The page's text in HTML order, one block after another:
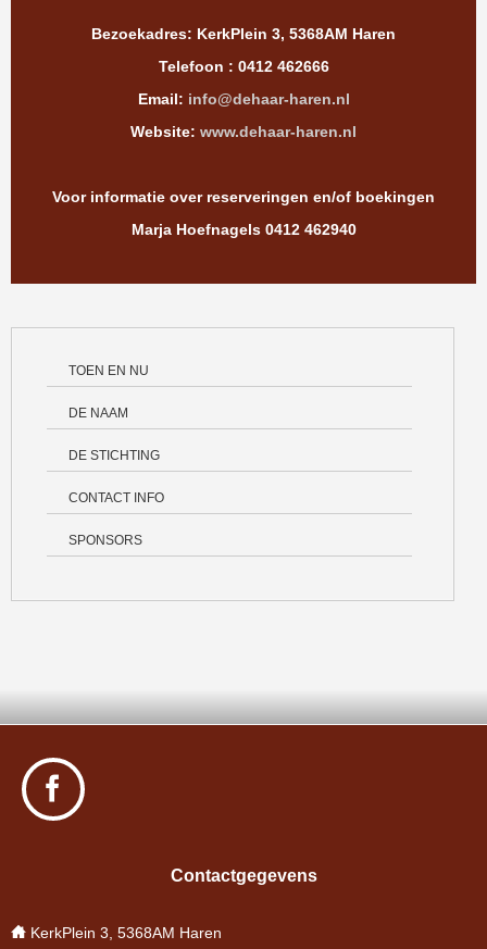
Bezoekadres: KerkPlein 3, 5368AM Haren
Telefoon : 0412 462666
Email: info@dehaar-haren.nl
Website: www.dehaar-haren.nl
Voor informatie over reserveringen en/of boekingen
Marja Hoefnagels 0412 462940
TOEN EN NU
DE NAAM
DE STICHTING
CONTACT INFO
SPONSORS
Contactgegevens
KerkPlein 3, 5368AM Haren